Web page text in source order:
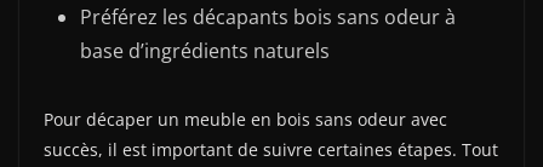
Préférez les décapants bois sans odeur à
base d’ingrédients naturels
Pour décaper un meuble en bois sans odeur avec
succès, il est important de suivre certaines étapes. Tout